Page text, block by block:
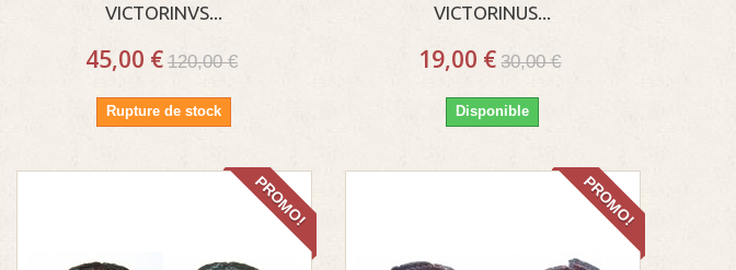
VICTORINVS...
45,00 € 120,00 €
Rupture de stock
VICTORINUS...
19,00 € 30,00 €
Disponible
PROMO! PROMO!